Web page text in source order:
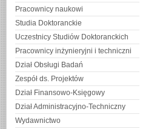
Pracownicy naukowi
Studia Doktoranckie
Uczestnicy Studiów Doktoranckich
Pracownicy inżynieryjni i techniczni
Dział Obsługi Badań
Zespół ds. Projektów
Dział Finansowo-Księgowy
Dział Administracyjno-Techniczny
Wydawnictwo